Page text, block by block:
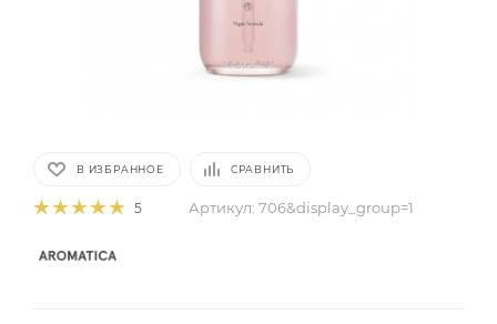
В ИЗБРАННОЕ СРАВНИТЬ
5 Артикул: 706&display_group=1